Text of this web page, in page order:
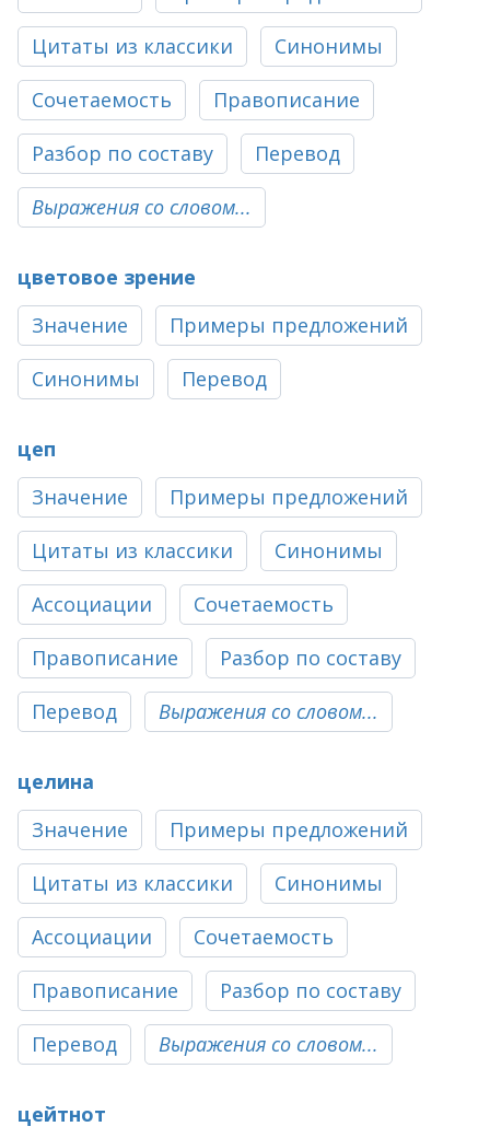
Цитаты из классики Синонимы
Сочетаемость Правописание
Разбор по составу Перевод
Выражения со словом...
цветовое зрение
Значение
Примеры предложений
Синонимы Перевод
цеп
Значение
Примеры предложений
Цитаты из классики Синонимы
Ассоциации Сочетаемость
Правописание Разбор по составу
Перевод Выражения со словом...
целина
Значение
Примеры предложений
Цитаты из классики Синонимы
Ассоциации Сочетаемость
Правописание Разбор по составу
Перевод Выражения со словом...
цейтнот